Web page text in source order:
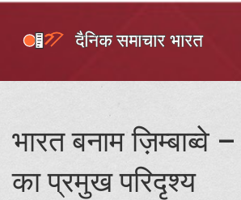
भारत बनाम ज़िम्बाब्वे
का प्रमुख परिदृश्य